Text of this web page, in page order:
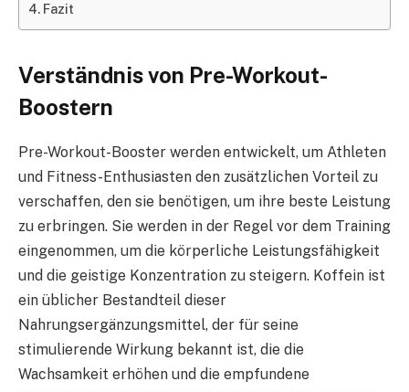
Fazit
Verständnis von Pre-Workout-
Boostern
Pre-Workout-Booster werden entwickelt, um Athleten
und Fitness-Enthusiasten den zusätzlichen Vorteil zu
verschaffen, den sie benötigen, um ihre beste Leistung
zu erbringen. Sie werden in der Regel vor dem Training
eingenommen, um die körperliche Leistungsfähigkeit
und die geistige Konzentration zu steigern. Koffein ist
ein üblicher Bestandteil dieser
Nahrungsergänzungsmittel, der für seine
stimulierende Wirkung bekannt ist, die die
Wachsamkeit erhöhen und die empfundene